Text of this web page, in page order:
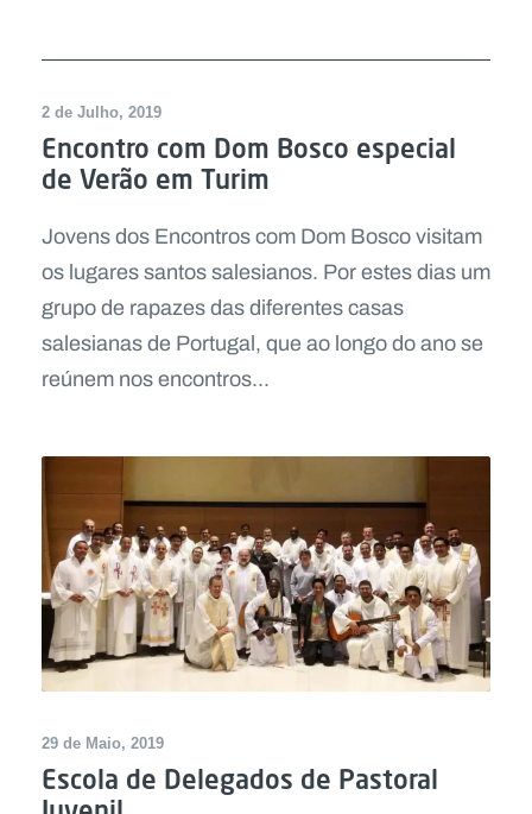
2 de Julho, 2019
Encontro com Dom Bosco especial
de Verão em Turim
Jovens dos Encontros com Dom Bosco visitam
os lugares santos salesianos. Por estes dias um
grupo de rapazes das diferentes casas
salesianas de Portugal, que ao longo do ano se
reúnem nos encontros...
29 de Maio, 2019
Escola de Delegados de Pastoral